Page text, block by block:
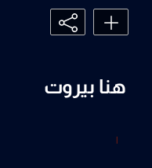
هنا بيروت